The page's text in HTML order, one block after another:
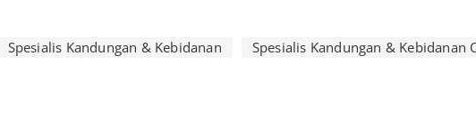
Spesialis Kandungan & Kebidanan Spesialis Kandungan & Kebidanan